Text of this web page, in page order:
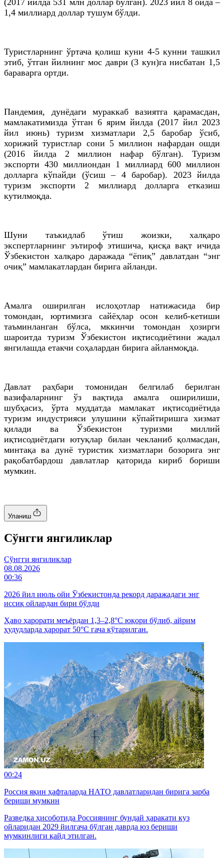
1,4 миллиард доллар тушум бўлди.
Туристларнинг ўртача қолиш куни 4-5 кунни ташкил
этиб, ўтган йилнинг мос даври (3 кун)га нисбатан 1,5
бараварга ортди.
Пандемия, дунёдаги мураккаб вазиятга қарамасдан,
мамлакатимизда ўтган 6 ярим йилда (2017 йил 2023
йил июнь) туризм хизматлари 2,5 баробар ўсиб,
хорижий туристлар сони 5 миллион нафардан ошди
(2016 йилда 2 миллион нафар бўлган). Туризм
экспорти 430 миллиондан 1 миллиард 600 миллион
долларга кўпайди (ўсиш – 4 баробар). 2023 йилда
туризм экспорти 2 миллиард долларга етказиш
кутилмоқда.
Шуни таъкидлаб ўтиш жоизки, халқаро
экспертларнинг эътирофэтишича, қисқа вақт ичида
Ўзбекистон халқаро даражада “ёпиқ” давлатдан “энг
очиқ” мамлакатлардан бирига айланди.
Амалга оширилган ислоҳотлар натижасида бир
томондан, юртимизга сайёҳлар осон келиб-кетиши
таъминланган бўлса, мккинчи томондан ҳозирги
шароитда туризм Ўзбекистон иқтисодиётини жадал
янгилашда етакчи соҳалардан бирига айланмоқда.
Давлат раҳбари томонидан белгилаб берилган
вазифаларнинг ўз вақтида амалга оширилиши,
шубҳасиз, ўрта муддатда мамлакат иқтисодиётида
туризм индустрияси улушини кўпайтиришга хизмат
қилади ва Ўзбекистон туризми миллий
иқтисодиётдаги ютуқлар билан чекланиб қолмасдан,
минтақа ва дунё туристик хизматлари бозорига энг
рақобатбардош давлатлар қаторида кириб бориши
мумкин.
Уланиш
Cўнгги янгиликлар
Cўнгги янгиликлар
08.08.2026
00:36
2026 йил июль ойи Ўзбекистонда рекорд даражадаги энг
иссиқ ойлардан бири бўлди
Ҳаво ҳарорати меъёрдан 1,3–2,8°C юқори бўлиб, айрим
ҳудудларда ҳарорат 50°C гача кўтарилган.
00:24
Россия яқин ҳафталарда НАТО давлатларидан бирига зарба
бериши мумкин
Разведка ҳисоботида Россиянинг бундай ҳаракати куз
ойларидан 2029 йилгача бўлган даврда юз бериши
мумкинлиги қайд этилган.